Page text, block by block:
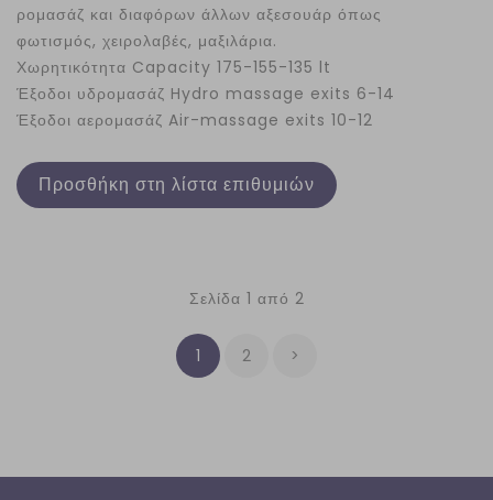
ρομασάζ και διαφόρων άλλων αξεσουάρ όπως
φωτισμός, χειρολαβές, μαξιλάρια.
Χωρητικότητα Capacity 175-155-135 lt
Έξοδοι υδρομασάζ Hydro massage exits 6-14
Έξοδοι αερομασάζ Air-massage exits 10-12
Προσθήκη στη λίστα επιθυμιών
Σελίδα 1 από 2
1 2 >